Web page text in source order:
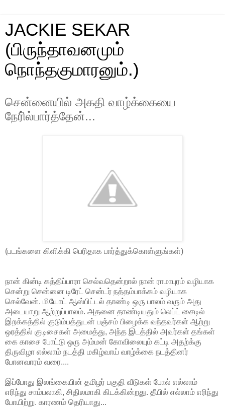
JACKIE SEKAR
(பிருந்தாவனமும்
நொந்தகுமாரனும்.)
சென்னையில் அகதி வாழ்க்கையை
நேரி்ல்பார்த்தேன்...
(படங்களை கிளிக்கி பெரிதாக பார்த்துக்கொள்ளுங்கள்)
நான் கின்டி கத்திப்பாரா செல்வதென்றால் நான் ராமாபுரம் வழியாக
சென்று சென்னை டிரேட் சென்டர் நத்தம்பாக்கம் வழியாக
செல்வேன். மியோட் ஆஸ்பிட்டல் தாண்டி ஒரு பாலம் வரும் அது
அடையாறு ஆற்றுப்பாலம். அதனை தாண்டியதும் லெப்ட் சைடில்
இறக்கத்தில் குடும்பத்துடன் பஞ்சம் பிழைக்க வந்தவர்கள் ஆற்று
ஒரத்தில் குடிசைகள் அமைத்து, அந்த இடத்தில் அவர்கள் தங்கள்
கை காசை போட்டு ஒரு அம்மன் கோவிலையும் கட்டி அதற்க்கு
திருவிழா எல்லாம் நடத்தி மகிழ்வாய் வாழ்க்கை நடத்தினர்
போனவாரம் வரை....
இப்போது இலங்கையின் தமிழர் பகுதி வீடுகள் போல் எல்லாம்
எரிந்து சாம்பலாகி, சிதிலமாகி கிடக்கின்றது. தீயில் எல்லாம் எரிந்து
போயிற்று. காரணம் தெரியாது...